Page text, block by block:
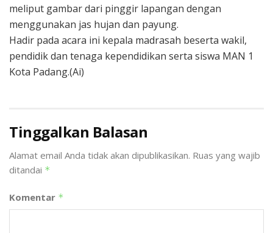
meliput gambar dari pinggir lapangan dengan
menggunakan jas hujan dan payung.
Hadir pada acara ini kepala madrasah beserta wakil,
pendidik dan tenaga kependidikan serta siswa MAN 1
Kota Padang.(Ai)
Tinggalkan Balasan
Alamat email Anda tidak akan dipublikasikan. Ruas yang wajib
ditandai *
Komentar *